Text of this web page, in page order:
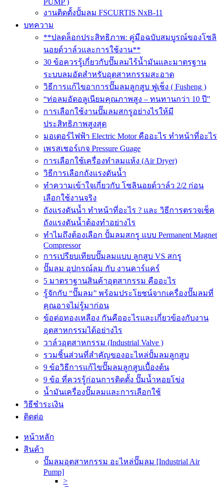
PUMP )
งานติดตั้งปั้มลม FSCURTIS NxB-11
บทความ
**ปลดล็อกประสิทธิภาพ: คู่มือฉบับสมบูรณ์ของโซลิ
นอยด์วาล์วและการใช้งาน**
30 ข้อควรรู้เกี่ยวกับปั๊มลมไร้น้ำมันและมาตรฐาน
ระบบลมอัดสำหรับอุตสาหกรรมสะอาด
วิธีการแก้ไขอาการปั๊มลมลูกสูบ ฟูเช็ง ( Fusheng )
“ท่อลมอัดอลูเนียมคุณภาพสูง – ทนทานกว่า 10 ปี”
การเลือกใช้งานปั๊มลมสกรูอย่างไรให้มี
ประสิทธิภาพสูงสุด
มอเตอร์ไฟฟ้า Electric Motor คืออะไร ทำหน้าที่อะไร
เพรสเชอร์เกจ Pressure Guage
การเลือกใช้เครื่องทำลมแห้ง (Air Dryer)
วิธีการเลือกถังแรงดันน้ำ
ทำความเข้าใจเกี่ยวกับ โซลินอยด์วาล์ว 2/2 ก่อน
เลือกใช้งานจริง
ถังแรงดันน้ำ ทำหน้าที่อะไร ? และ วิธีการตรวจเช็ค
ถังแรงดันน้ำต้องทำอย่างไร
ทำไมถึงต้องเลือก ปั้มลมสกรู แบบ Permanent Magnet
Compressor
การเปรียบเทียบปั๊มลมแบบ ลูกสูบ VS สกรู
ปั๊มลม อุปกรณ์ลม กับ งานคาร์แคร์
5 มาตราฐานสินค้าอุตสากรรม คืออะไร
รู้จักกับ “ปั๊มลม” พร้อมประโยชน์จากเครื่องปั๊มลมที่
คุณอาจไม่รู้มาก่อน
ข้อต่อทองเหลือง กันคืออะไรและเกี่ยวข้องกับงาน
อุตสาหกรรมได้อย่างไร
วาล์วอุตสาหกรรม (Industrial Valve )
รวมชิ้นส่วนที่สำคัญของอะไหล่ปั้มลมลูกสูบ
9 ข้อวิธีการแก้ไขปั๊มลมลูกสูบเบื้องต้น
9 ข้อ ที่ควรรู้ก่อนการติดตั้ง ปั๊มน้ำหอยโข่ง
น้ำมันเครื่องปั๊มลมและการเลือกใช้
วิธีชำระเงิน
ติดต่อ
หน้าหลัก
สินค้า
ปั๊มลมอุตสาหกรรม อะไหล่ปั๊มลม [Industrial Air
Pump]
>